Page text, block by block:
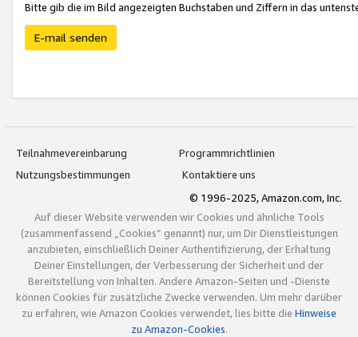
Bitte gib die im Bild angezeigten Buchstaben und Ziffern in das
E-mail senden
Teilnahmevereinbarung
Programmrichtlinien
Nutzungsbestimmungen
Kontaktiere uns
© 1996-2025, Amazon.com, Inc.
Auf dieser Website verwenden wir Cookies und ähnliche Tools
(zusammenfassend „Cookies“ genannt) nur, um Dir Dienstleistungen
anzubieten, einschließlich Deiner Authentifizierung, der Erhaltung
Deiner Einstellungen, der Verbesserung der Sicherheit und der
Bereitstellung von Inhalten. Andere Amazon-Seiten und -Dienste
können Cookies für zusätzliche Zwecke verwenden. Um mehr darüber
zu erfahren, wie Amazon Cookies verwendet, lies bitte die Hinweise
zu Amazon-Cookies.